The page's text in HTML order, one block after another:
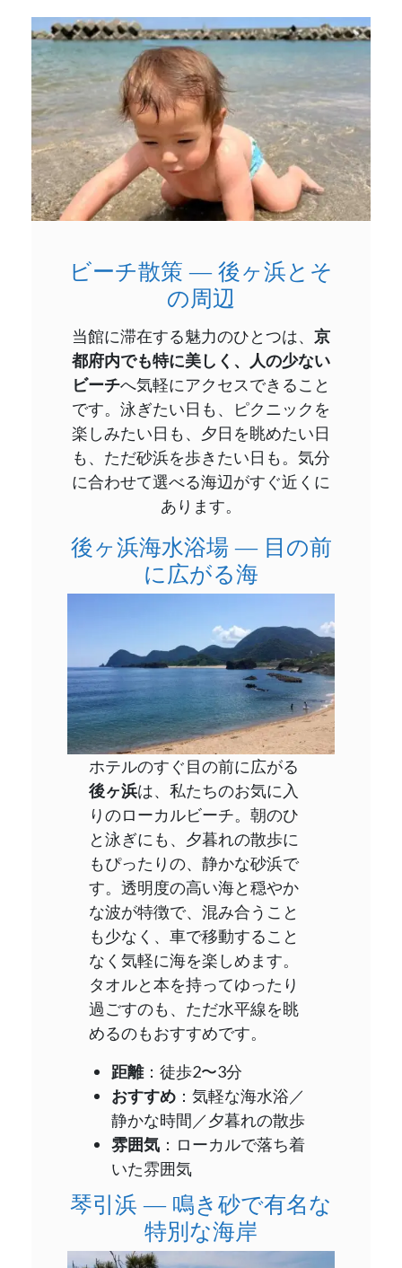
ビーチ散策 ― 後ヶ浜とそ
の周辺
当館に滞在する魅力のひとつは、 京
都府内でも特に美しく、人の少ない
ビーチへ気軽にアクセスできること
です。泳ぎたい日も、ピクニックを
楽しみたい日も、夕日を眺めたい日
も、ただ砂浜を歩きたい日も。気分
に合わせて選べる海辺がすぐ近くに
あります。
後ヶ浜海水浴場 ― 目の前
に広がる海
ホテルのすぐ目の前に広がる
後ヶ浜は、私たちのお気に入
りのローカルビーチ。朝のひ
と泳ぎにも、夕暮れの散歩に
もぴったりの、静かな砂浜で
す。透明度の高い海と穏やか
な波が特徴で、混み合うこと
も少なく、車で移動すること
なく気軽に海を楽しめます。
タオルと本を持ってゆったり
過ごすのも、ただ水平線を眺
めるのもおすすめです。
距離：徒歩2〜3分
おすすめ：気軽な海水浴／
静かな時間／夕暮れの散歩
雰囲気：ローカルで落ち着
いた雰囲気
琴引浜 ― 鳴き砂で有名な
特別な海岸